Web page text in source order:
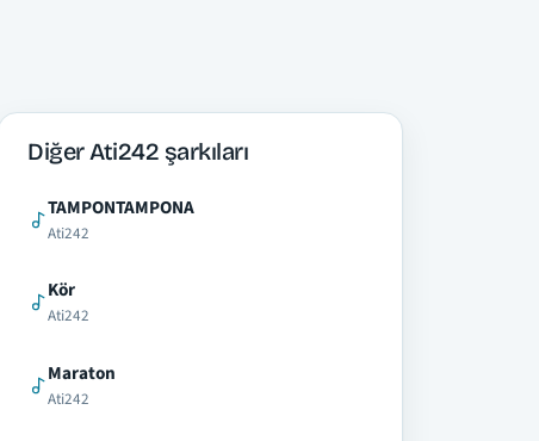
Diğer Ati242 şarkıları
TAMPONTAMPONA
Ati242
Kör
Ati242
Maraton
Ati242